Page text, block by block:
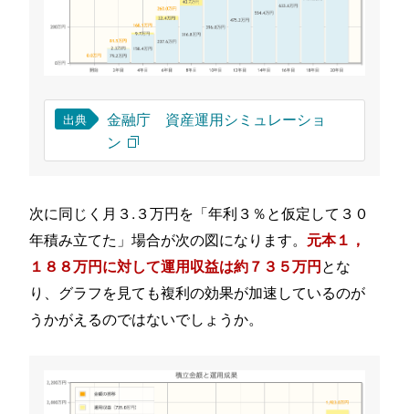
出典
金融庁 資産運用シミュレーショ
ン
次に同じく月３.３万円を「年利３％と仮定して３０
年積み立てた」場合が次の図になります。 元本１，
１８８万円に対して運用収益は約７３５万円とな
り、グラフを見ても複利の効果が加速しているのが
うかがえるのではないでしょうか。